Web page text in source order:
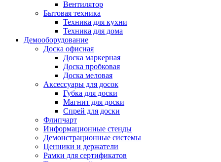
Вентилятор
Бытовая техника
Техника для кухни
Техника для дома
Демооборудование
Доска офисная
Доска маркерная
Доска пробковая
Доска меловая
Аксессуары для досок
Губка для доски
Магнит для доски
Спрей для доски
Флипчарт
Информационные стенды
Демонстрационные системы
Ценники и держатели
Рамки для сертификатов